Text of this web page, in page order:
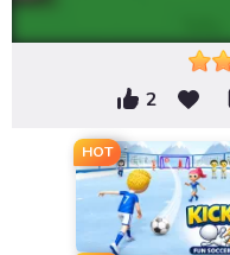
2
HOT